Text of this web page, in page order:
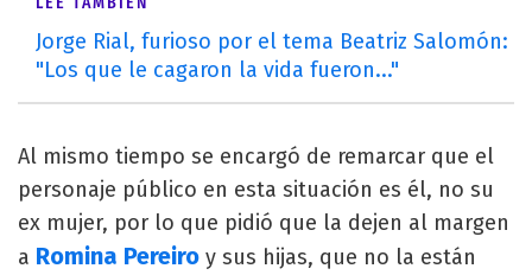
Jorge Rial, furioso por el tema Beatriz Salomón:
"Los que le cagaron la vida fueron..."
Al mismo tiempo se encargó de remarcar que el
personaje público en esta situación es él, no su
ex mujer, por lo que pidió que la dejen al margen
a Romina Pereiro y sus hijas, que no la están